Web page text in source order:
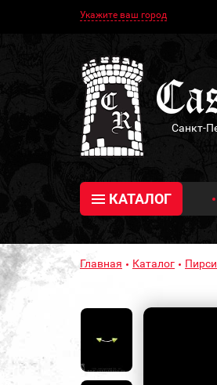
Укажите ваш город
Санкт-
КАТАЛОГ
Главная Каталог